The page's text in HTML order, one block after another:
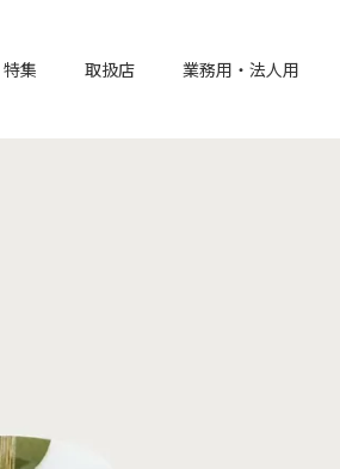
特集 取扱店 業務用・法人用